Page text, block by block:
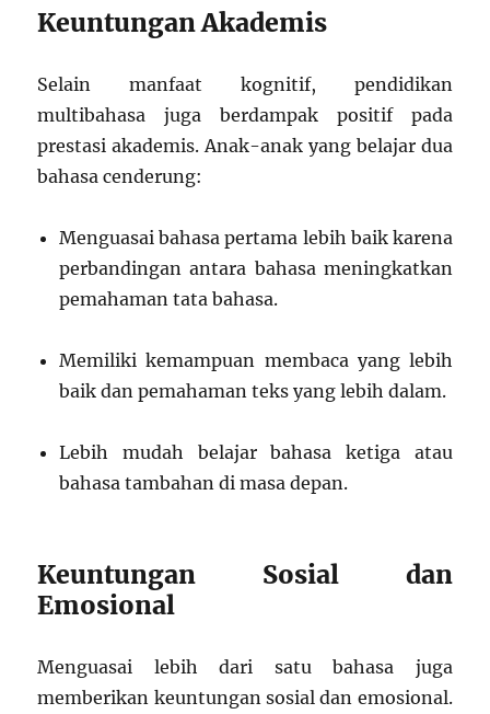
Keuntungan Akademis
Selain manfaat kognitif, pendidikan
multibahasa juga berdampak positif pada
prestasi akademis. Anak-anak yang belajar dua
bahasa cenderung:
Menguasai bahasa pertama lebih baik karena
perbandingan antara bahasa meningkatkan
pemahaman tata bahasa.
Memiliki kemampuan membaca yang lebih
baik dan pemahaman teks yang lebih dalam.
Lebih mudah belajar bahasa ketiga atau
bahasa tambahan di masa depan.
Keuntungan Sosial dan
Emosional
Menguasai lebih dari satu bahasa juga
memberikan keuntungan sosial dan emosional.